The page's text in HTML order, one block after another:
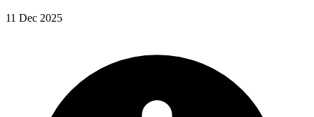
11 Dec 2025